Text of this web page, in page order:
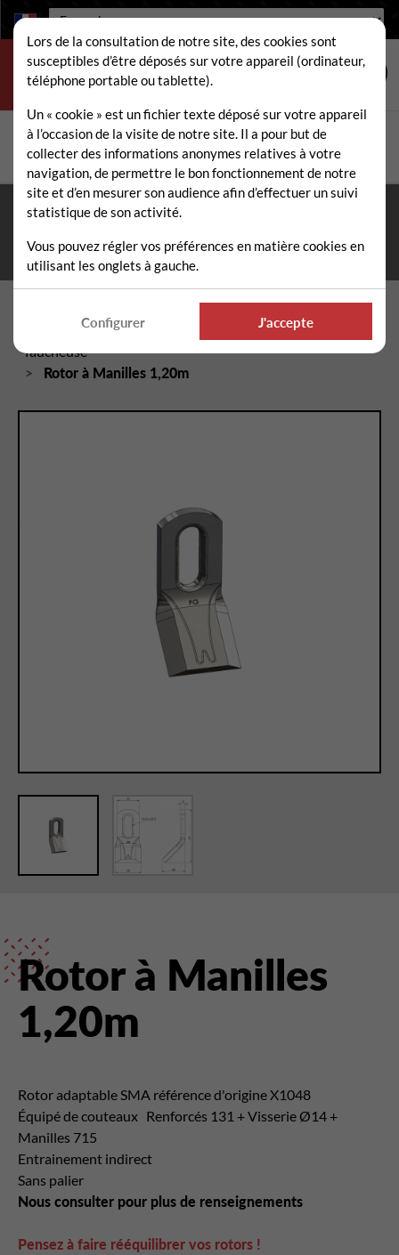
Langue :
Rechercher
Fermeture estivale du 10 au 21 août 2026
téléphonique et administrative assurée durant tout l'été. ☀️
Pièces détachées épareuse / faucheuse
Rotors, rouleaux palpeurs et paliers épareuse /
faucheuse
Rotor à Manilles 1,20m
Rotor à Manilles
1,20m
Rotor adaptable SMA référence d'origine X1048
Équipé de couteaux Renforcés 131 + Visserie Ø14 +
Manilles 715
Entrainement indirect
Sans palier
Nous consulter pour plus de renseignements
Pensez à faire rééquilibrer vos rotors !
Lors de la consultation de notre site, des cookies sont
susceptibles d’être déposés sur votre appareil (ordinateur,
téléphone portable ou tablette).
Un « cookie » est un fichier texte déposé sur votre appareil
à l’occasion de la visite de notre site. Il a pour but de
collecter des informations anonymes relatives à votre
navigation, de permettre le bon fonctionnement de notre
site et d’en mesurer son audience afin d’effectuer un suivi
statistique de son activité.
Vous pouvez régler vos préférences en matière cookies en
utilisant les onglets à gauche.
Configurer J'accepte